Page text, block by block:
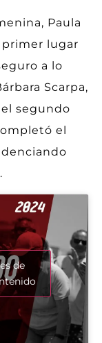
Paula
primer lugar
a lo
Scarpa,
segundo
el
de